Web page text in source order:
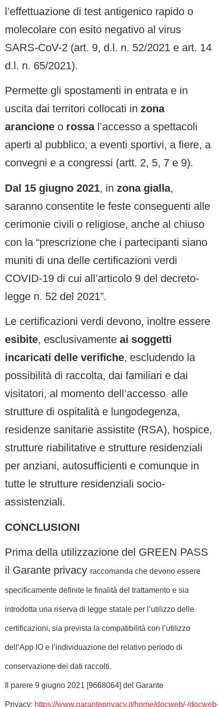
l’effettuazione di test antigenico rapido o
molecolare con esito negativo al virus
SARS-CoV-2 (art. 9, d.l. n. 52/2021 e art. 14
d.l. n. 65/2021).
Permette gli spostamenti in entrata e in
uscita dai territori collocati in zona
arancione o rossal’accesso a spettacoli
aperti al pubblico, a eventi sportivi, a fiere, a
convegni e a congressi (artt. 2, 5, 7 e 9).
Dal 15 giugno 2021, in zona gialla,
saranno consentite le feste conseguenti alle
cerimonie civili o religiose, anche al chiuso
con la “prescrizione che i partecipanti siano
muniti di una delle certificazioni verdi
COVID-19 di cui all’articolo 9 del decreto-
legge n. 52 del 2021”.
Le certificazioni verdi devono, inoltre essere
esibite, esclusivamente ai soggetti
incaricati delle verifiche, escludendo la
possibilità di raccolta, dai familiari e dai
visitatori, al momento dell’accesso alle
strutture di ospitalità e lungodegenza,
residenze sanitarie assistite (RSA), hospice,
strutture riabilitative e strutture residenziali
per anziani, autosufficienti e comunque in
tutte le strutture residenziali socio-
assistenziali.
CONCLUSIONI
Prima della utilizzazione del GREEN PASS
il Garante privacy raccomanda che devono essere
specificamente definite le finalità del trattamento e sia
introdotta una riserva di legge statale per l’utilizzo delle
certificazioni, sia prevista la compatibilità con l’utilizzo
dell’App IO e l’individuazione del relativo periodo di
conservazione dei dati raccolti.
Il parere 9 giugno 2021 [9668064] del Garante
Privacy: https://www.garanteprivacy.it/home/docweb/-/